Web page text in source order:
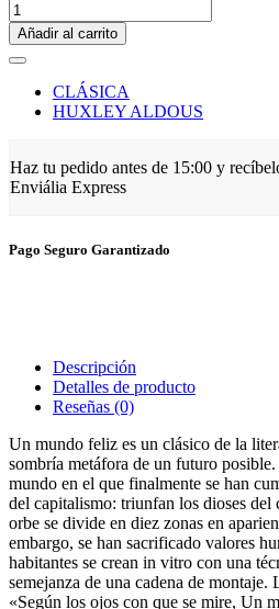
Añadir al carrito
CLÁSICA
HUXLEY ALDOUS
Haz tu pedido antes de 15:00 y
Enviália Express
Pago Seguro Garantizado
Descripción
Detalles de producto
Reseñas (0)
Un mundo feliz es un clásico de la
sombría metáfora de un futuro
mundo en el que finalmente se han
del capitalismo: triunfan los dioses
orbe se divide en diez zonas en
embargo, se han sacrificado valores
habitantes se crean in vitro con una
semejanza de una cadena de montaje.
«Según los ojos con que se mire, Un